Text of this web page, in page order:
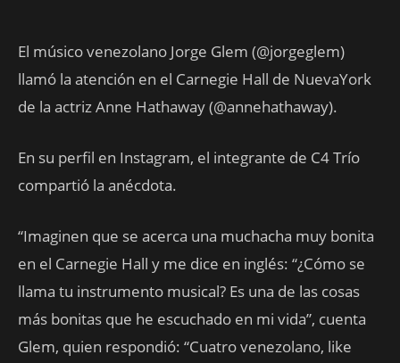
El músico venezolano Jorge Glem (@jorgeglem)
llamó la atención en el Carnegie Hall de NuevaYork
de la actriz Anne Hathaway (@annehathaway).
En su perfil en Instagram, el integrante de C4 Trío
compartió la anécdota.
“Imaginen que se acerca una muchacha muy bonita
en el Carnegie Hall y me dice en inglés: “¿Cómo se
llama tu instrumento musical? Es una de las cosas
más bonitas que he escuchado en mi vida”, cuenta
Glem, quien respondió: “Cuatro venezolano, like